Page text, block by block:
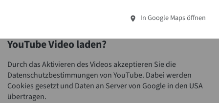
In Google Maps öffnen
YouTube Video laden?
Durch das Aktivieren des Videos akzeptieren Sie die
Datenschutzbestimmungen von YouTube. Dabei werden
Cookies gesetzt und Daten an Server von Google in den USA
übertragen.